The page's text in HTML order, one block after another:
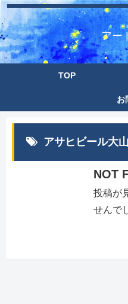
アー
TOP
お
アサヒビール大
NOT
投稿が
せんで